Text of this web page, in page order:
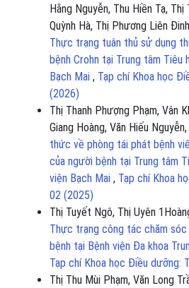
Hằng Nguyễn, Thu Hiền Tạ,
Quỳnh Hà, Thị Phương Liên
Thực trạng tuân thủ sử dụng
bệnh Crohn tại Trung tâm Tiêu
Bạch Mai , Tạp chí Khoa học
(2026)
Thị Thanh Phượng Phạm, Vân
Giang Hoàng, Văn Hiếu
thức về phòng tái phát bệnh
của người bệnh tại Trung tâm
viện Bạch Mai , Tạp chí Khoa
02 (2025)
Thị Tuyết Ngô, Thị Uyên
Thực trạng công tác chăm
bệnh tại Bệnh viện Đa khoa
Tạp chí Khoa học Điều dưỡng:
Thị Thu Mùi Phạm, Văn Long